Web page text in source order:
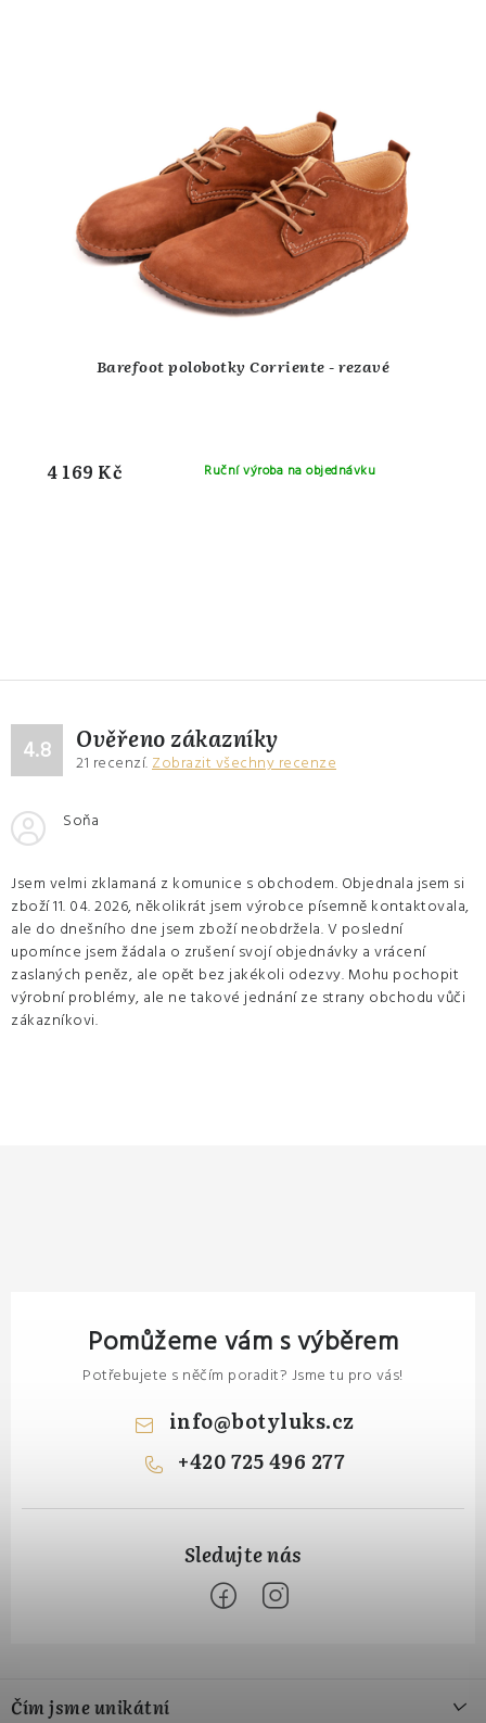
Barefoot polobotky Corriente - rezavé
Ruční výroba na objednávku
4 169 Kč
4.8 Ověřeno zákazníky
21 recenzí. Zobrazit všechny recenze
Soňa
Jsem velmi zklamaná z komunice s obchodem. Objednala jsem si
zboží 11. 04. 2026, několikrát jsem výrobce písemně kontaktovala,
ale do dnešního dne jsem zboží neobdržela. V poslední
upomínce jsem žádala o zrušení svojí objednávky a vrácení
zaslaných peněz, ale opět bez jakékoli odezvy. Mohu pochopit
výrobní problémy, ale ne takové jednání ze strany obchodu vůči
zákazníkovi.
Pomůžeme vám s výběrem
Potřebujete s něčím poradit? Jsme tu pro vás!
info@botyluks.cz
+420 725 496 277
Čím jsme unikátní